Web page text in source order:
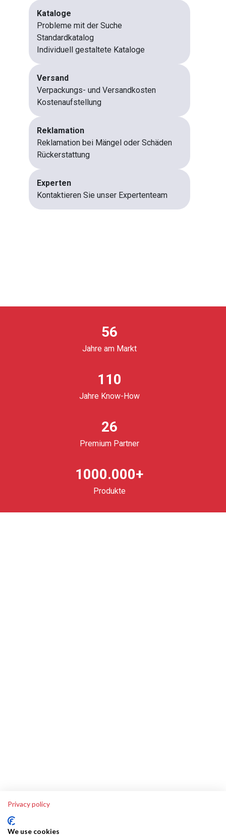
Kataloge
Probleme mit der Suche
Standardkatalog
Individuell gestaltete Kataloge
Versand
Verpackungs- und Versandkosten
Kostenaufstellung
Reklamation
Reklamation bei Mängel oder Schäden
Rückerstattung
Experten
Kontaktieren Sie unser Expertenteam
56
Jahre am Markt
110
Jahre Know-How
26
Premium Partner
1000.000+
Produkte
Privacy policy
We use cookies